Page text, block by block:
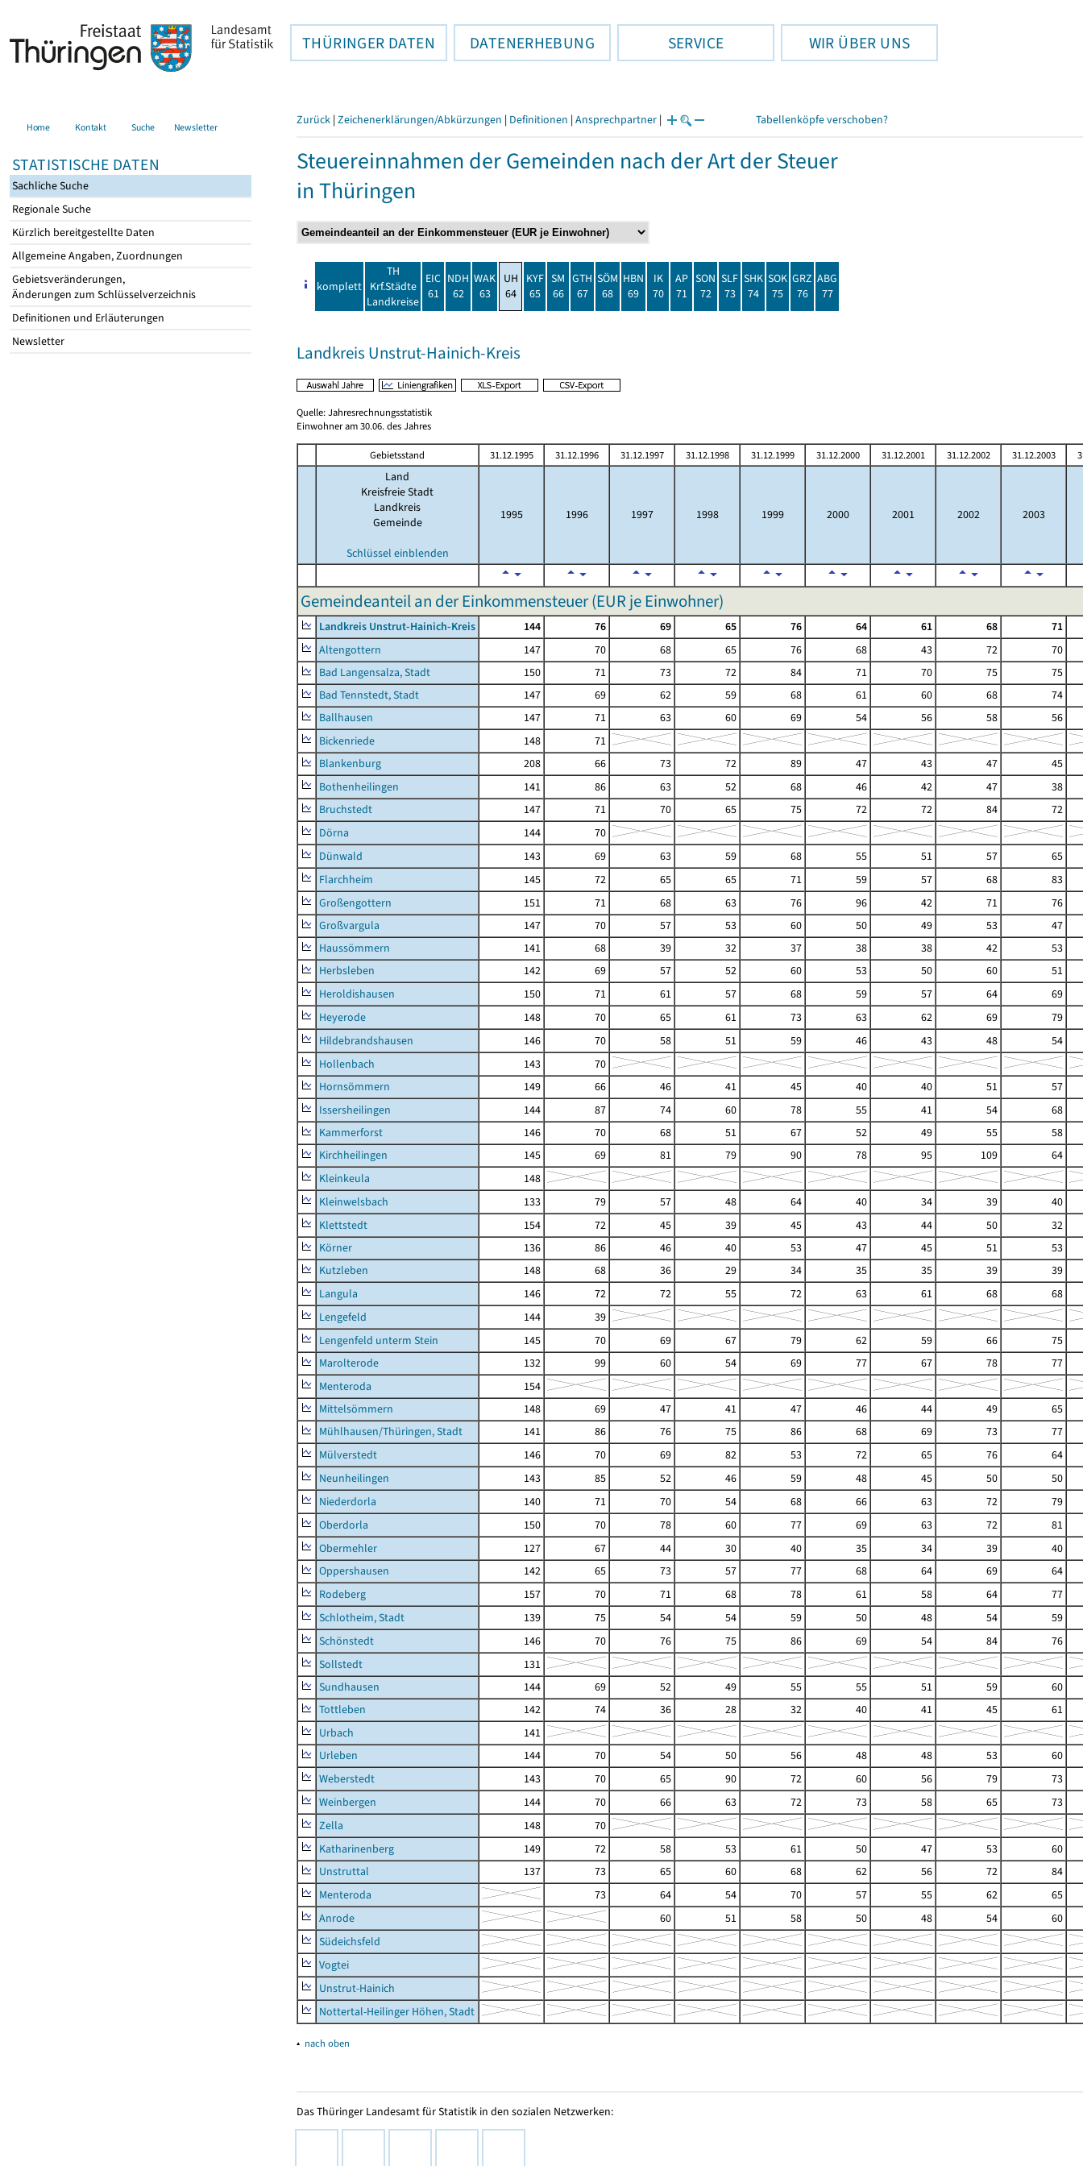
THÜRINGER DATEN DATENERHEBUNG SERVICE WIR ÜBER UNS
Home Kontakt Suche Newsletter
STATISTISCHE DATEN
Sachliche Suche
Regionale Suche
Kürzlich bereitgestellte Daten
Allgemeine Angaben, Zuordnungen
Gebietsveränderungen,
Änderungen zum Schlüsselverzeichnis
Definitionen und Erläuterungen
Newsletter
Zurück | Zeichenerklärungen/Abkürzungen | Definitionen | Ansprechpartner | Tabellenköpfe verschoben?
Steuereinnahmen der Gemeinden nach der Art der Steuer
in Thüringen
komplett
TH
Krf.Städte
Landkreise
EIC
61
NDH
62
WAK
63
UH
64
KYF
65
SM
66
GTH
67
SÖM
68
HBN
69
IK
70
AP
71
SON
72
SLF
73
SHK
74
SOK
75
GRZ
76
ABG
77
Landkreis Unstrut-Hainich-Kreis
Quelle: Jahresrechnungsstatistik
Einwohner am 30.06. des Jahres
Gebietsstand 31.12.1995 31.12.1996 31.12.1997 31.12.1998 31.12.1999 31.12.2000 31.12.2001 31.12.2002 31.12.2003
Land
Kreisfreie Stadt
Landkreis
Gemeinde
Schlüssel einblenden
1995 1996 1997 1998 1999 2000 2001 2002 2003
Gemeindeanteil an der Einkommensteuer (EUR je Einwohner)
Landkreis Unstrut-Hainich-Kreis 144 76 69 65 76 64 61 68
71
Altengottern
147 70 68 65 76 68 43 72
70
Bad Langensalza, Stadt
150 71 73 72 84 71 70 75
75
Bad Tennstedt, Stadt
147 69 62 59 68 61 60 68
74
Ballhausen
147 71 63 60 69 54 56 58
56
Bickenriede
148
71
Blankenburg
208 66 73 72 89 47 43 47
45
Bothenheilingen
141 86 63 52 68 46 42 47
38
Bruchstedt
147 71 70 65 75 72 72 84
72
Dörna
144
70
Dünwald
143 69 63 59 68 55 51 57
65
Flarchheim
145 72 65 65 71 59 57 68
83
Großengottern
151 71 68 63 76 96 42 71
76
Großvargula
147 70 57 53 60 50 49 53
47
Haussömmern
141 68 39 32 37 38 38 42
53
Herbsleben
142 69 57 52 60 53 50 60
51
Heroldishausen
150 71 61 57 68 59 57 64
69
Heyerode
148 70 65 61 73 63 62 69
79
Hildebrandshausen
146 70 58 51 59 46 43 48
54
Hollenbach
143
70
Hornsömmern
149 66 46 41 45 40 40 51
57
Issersheilingen
144 87 74 60 78 55 41 54
68
Kammerforst
146 70 68 51 67 52 49 55
58
Kirchheilingen
145 69 81 79 90 78 95 109
64
Kleinkeula
148
Kleinwelsbach
133 79 57 48 64 40 34 39
40
Klettstedt
154 72 45 39 45 43 44 50
32
Körner
136 86 46 40 53 47 45 51
53
Kutzleben
148 68 36 29 34 35 35 39
39
Langula
146 72 72 55 72 63 61 68
68
Lengefeld
144
39
Lengenfeld unterm Stein
145 70 69 67 79 62 59 66
75
Marolterode
132 99 60 54 69 77 67 78
77
Menteroda
154
Mittelsömmern
148 69 47 41 47 46 44 49
65
Mühlhausen/Thüringen, Stadt
141 86 76 75 86 68 69 73
77
Mülverstedt
146 70 69 82 53 72 65 76
64
Neunheilingen
143 85 52 46 59 48 45 50
50
Niederdorla
140 71 70 54 68 66 63 72
79
Oberdorla
150 70 78 60 77 69 63 72
81
Obermehler
127 67 44 30 40 35 34 39
40
Oppershausen
142 65 73 57 77 68 64 69
64
Rodeberg
157 70 71 68 78 61 58 64
77
Schlotheim, Stadt
139 75 54 54 59 50 48 54
59
Schönstedt
146 70 76 75 86 69 54 84
76
Sollstedt
131
Sundhausen
144 69 52 49 55 55 51 59
60
Tottleben
142 74 36 28 32 40 41 45
61
Urbach
141
Urleben
144 70 54 50 56 48 48 53
60
Weberstedt
143 70 65 90 72 60 56 79
73
Weinbergen
144 70 66 63 72 73 58 65
73
Zella
148
70
Katharinenberg
149 72 58 53 61 50 47 53
60
Unstruttal
137 73 65 60 68 62 56 72
84
Menteroda
73 64 54 70 57 55 62
65
Anrode
60 51 58 50 48 54
60
Südeichsfeld
Vogtei
Unstrut-Hainich
Nottertal-Heilinger Höhen, Stadt
▴ nach oben
Das Thüringer Landesamt für Statistik in den sozialen Netzwerken: